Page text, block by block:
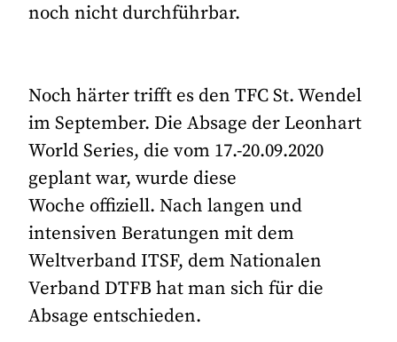
noch nicht durchführbar.
Noch härter trifft es den TFC St. Wendel
im September. Die Absage der Leonhart
World Series, die vom 17.-20.09.2020
geplant war, wurde diese
Woche offiziell. Nach langen und
intensiven Beratungen mit dem
Weltverband ITSF, dem Nationalen
Verband DTFB hat man sich für die
Absage entschieden.